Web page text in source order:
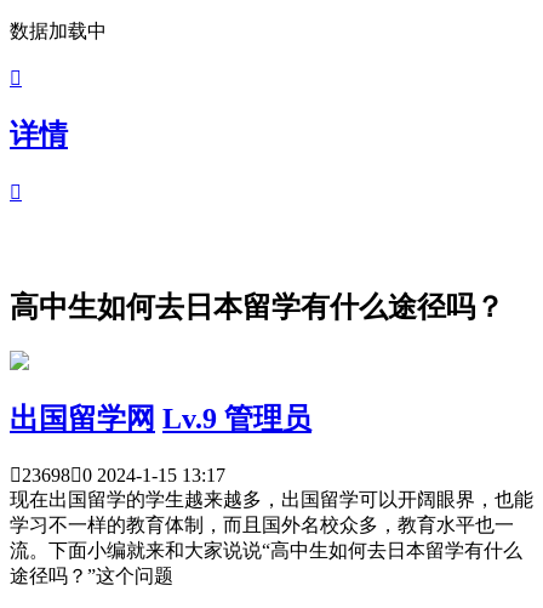
数据加载中

详情

高中生如何去日本留学有什么途径吗？
出国留学网 Lv.9 管理员
236980 2024-1-15 13:17
现在出国留学的学生越来越多，出国留学可以开阔眼界，也能
学习不一样的教育体制，而且国外名校众多，教育水平也一
流。下面小编就来和大家说说“高中生如何去日本留学有什么
途径吗？”这个问题